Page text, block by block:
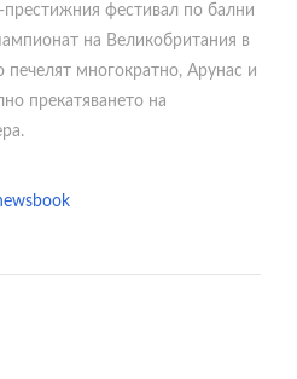
фестивал по бални
на Великобритания в
печелят многократно, Арунас и
прекатяването на